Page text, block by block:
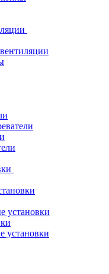
установки
установки